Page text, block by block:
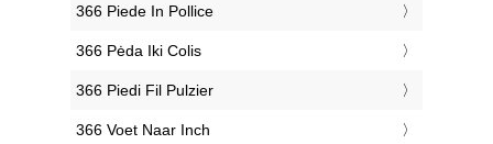
‎366 Piede In Pollice
‎366 Pėda Iki Colis
‎366 Piedi Fil Pulzier
‎366 Voet Naar Inch